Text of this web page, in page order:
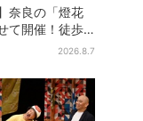
奈良の「燈花
て開催！徒歩5
が“バル”に、前
2026.8.7